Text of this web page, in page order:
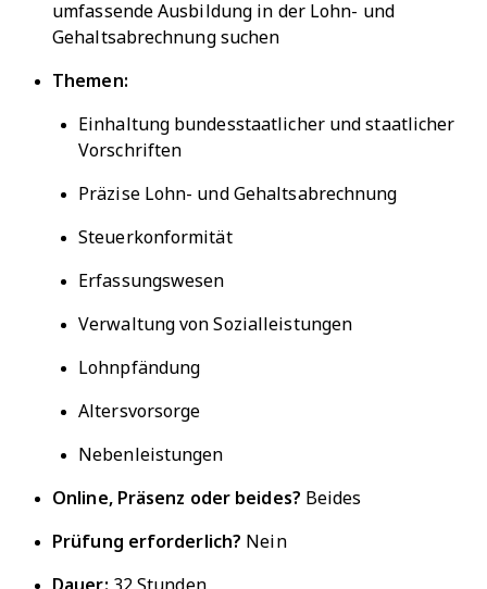
umfassende Ausbildung in der Lohn- und
Gehaltsabrechnung suchen
Themen:
Einhaltung bundesstaatlicher und staatlicher
Vorschriften
Präzise Lohn- und Gehaltsabrechnung
Steuerkonformität
Erfassungswesen
Verwaltung von Sozialleistungen
Lohnpfändung
Altersvorsorge
Nebenleistungen
Online, Präsenz oder beides? Beides
Prüfung erforderlich? Nein
Dauer: 32 Stunden